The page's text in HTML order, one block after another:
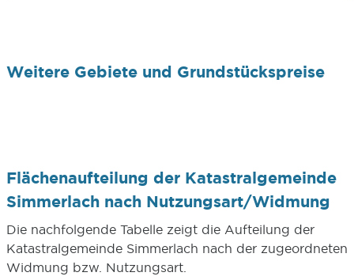
Weitere Gebiete und Grundstückspreise
Flächenaufteilung der Katastralgemeinde
Simmerlach nach Nutzungsart/Widmung
Die nachfolgende Tabelle zeigt die Aufteilung der
Katastralgemeinde Simmerlach nach der zugeordneten
Widmung bzw. Nutzungsart.